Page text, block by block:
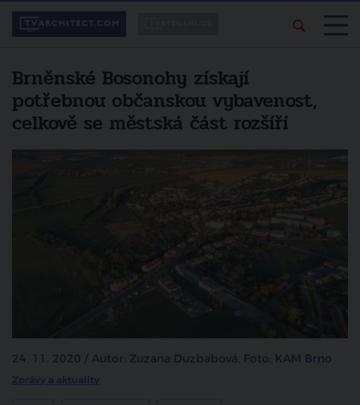
Brněnské Bosonohy získají
potřebnou občanskou vybavenost,
celkově se městská část rozšíří
24. 11. 2020 / Autor: Zuzana Duzbabová, Foto: KAM Brno
Zprávy a aktuality